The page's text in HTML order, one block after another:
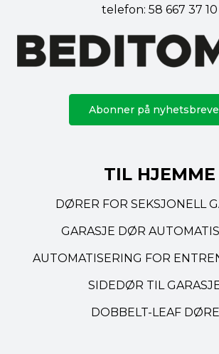
telefon: 58 667 37 10
Abonner på
TIL HJEMME
DØRER FOR SEKSJONELL
GARASJE DØR
AUTOMATISERING FOR
SIDEDØR TIL
DOBBELT-LEAF